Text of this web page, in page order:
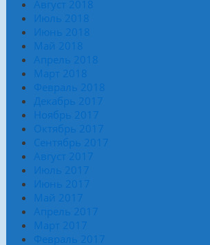
Август 2018
Июль 2018
Июнь 2018
Май 2018
Апрель 2018
Март 2018
Февраль 2018
Декабрь 2017
Ноябрь 2017
Октябрь 2017
Сентябрь 2017
Август 2017
Июль 2017
Июнь 2017
Май 2017
Апрель 2017
Март 2017
Февраль 2017